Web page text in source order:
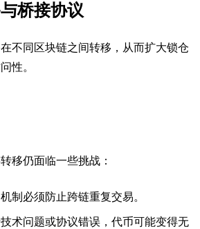
桥接协议
不同区块链之间转移，从而扩大锁仓
性。
移仍面临一些挑战：
机制必须防止跨链重复交易。
术问题或协议错误，代币可能变得无